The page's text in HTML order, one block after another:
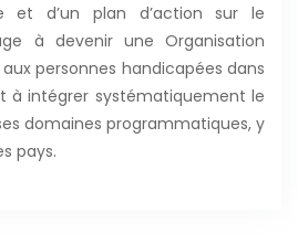
et d’un plan d’action sur le
à devenir une Organisation
personnes handicapées dans
à intégrer systématiquement le
domaines programmatiques, y
pays.